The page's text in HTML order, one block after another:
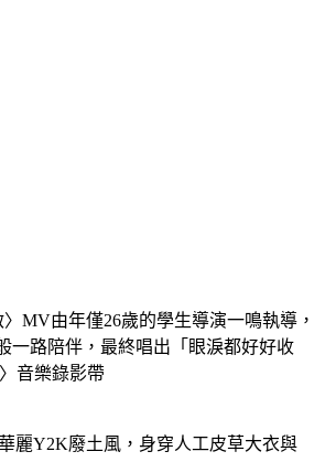
MV由年僅26歲的學生導演一鳴執導，
一路陪伴，最終唱出「眼淚都好好收
音樂錄影帶
麗Y2K廢土風，身穿人工皮草大衣與